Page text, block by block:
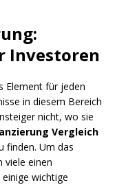
Investoren
Element für jeden
in diesem Bereich
nicht, wo sie
Vergleich
finden. Um das
viele einen
einige wichtige